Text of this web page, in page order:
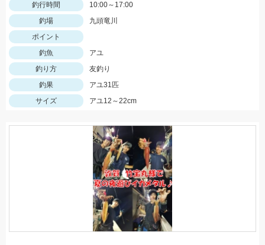
釣行時間
10:00～17:00
釣場
九頭竜川
ポイント
釣魚
アユ
釣り方
友釣り
釣果
アユ31匹
サイズ
アユ12～22cm